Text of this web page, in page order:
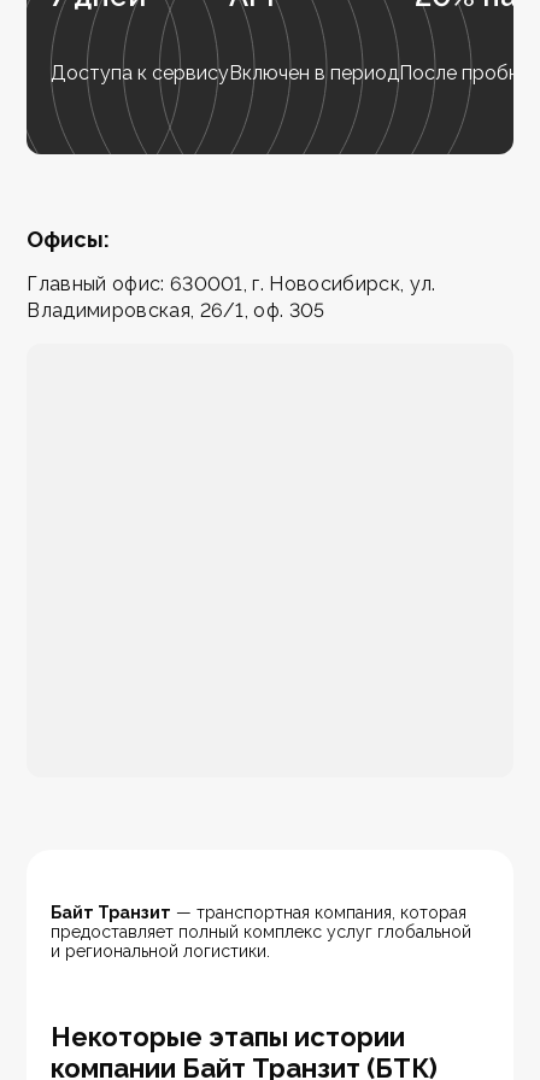
Доступа к сервисуВключен в периодПосле
Офисы:
Главный офис: 630001, г. Новосибирск, ул.
Владимировская, 26/1, оф. 305
Байт Транзит — транспортная компания, которая
предоставляет полный комплекс услуг глобальной
и региональной логистики.
Некоторые этапы истории
компании Байт Транзит (БТК)